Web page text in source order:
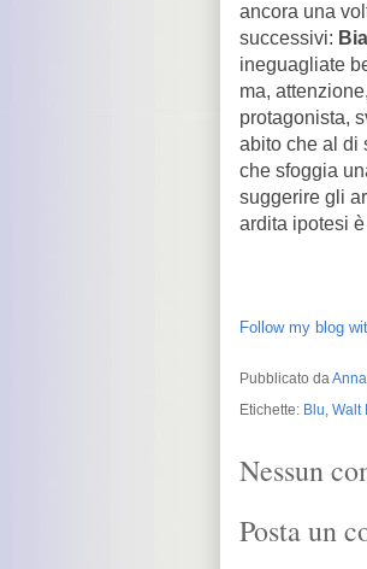
ancora una
successivi:
ineguagliate
ma,
protagonista,
abito che al di
che sfoggia
suggerire gli
ardita ipotesi
Follow my blog
Pubblicato da
Etichette: Blu, Walt
Nessun
Posta un